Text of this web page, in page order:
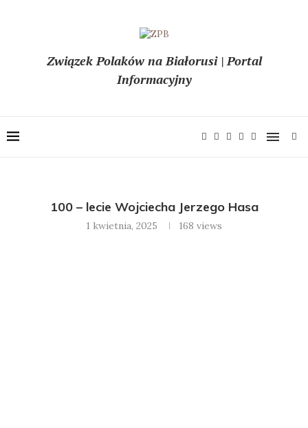
Związek Polaków na Białorusi | Portal
Informacyjny
100 – lecie Wojciecha Jerzego Hasa
1 kwietnia, 2025 168 views